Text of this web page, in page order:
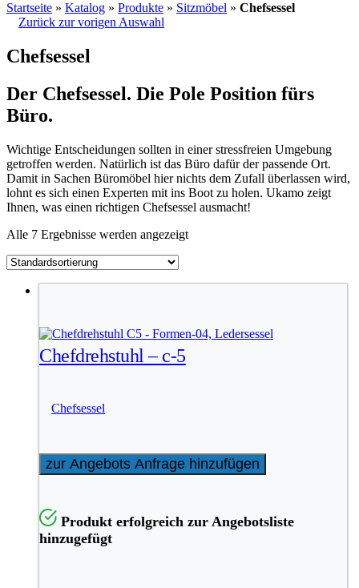
Startseite » Katalog » Produkte » Sitzmöbel » Chefsessel
Zurück zur vorigen Auswahl
Chefsessel
Der Chefsessel. Die Pole Position fürs
Büro.
Wichtige Entscheidungen sollten in einer stressfreien Umgebung
getroffen werden. Natürlich ist das Büro dafür der passende Ort.
Damit in Sachen Büromöbel hier nichts dem Zufall überlassen wird,
lohnt es sich einen Experten mit ins Boot zu holen. Ukamo zeigt
Ihnen, was einen richtigen Chefsessel ausmacht!
Alle 7 Ergebnisse werden angezeigt
Chefdrehstuhl – c-5
Chefsessel
zur Angebots Anfrage hinzufügen
Produkt erfolgreich zur Angebotsliste
hinzugefügt